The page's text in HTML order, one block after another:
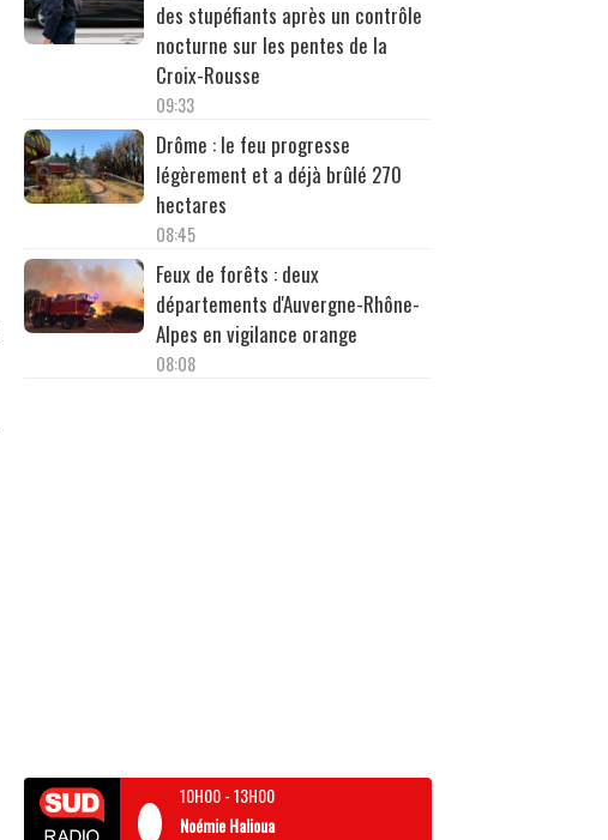
des stupéfiants après un contrôle
nocturne sur les pentes de la
Croix-Rousse
09:33
Drôme : le feu progresse
légèrement et a déjà brûlé 270
hectares
08:45
Feux de forêts : deux
départements d'Auvergne-Rhône-
Alpes en vigilance orange
08:08
10H00-13H00
Noémie Halioua